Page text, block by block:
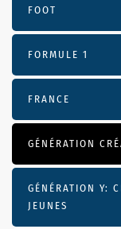
FOOT
FORMULE 1
FRANCE
GÉNÉRATION
GÉNÉRATION Y:
JEUNES